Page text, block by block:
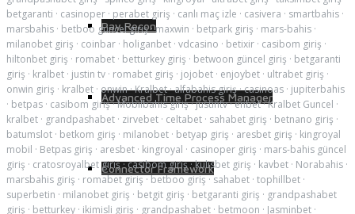
Pay Recon
Advanced Time Process Manager
Connector Framework
betgaranti · casinoper · perabet giriş · canlı maç izle · casivera · smartbahis ·
marsbahis · betboo güncel giriş·maxwin · betpark giriş · mars-bahis ·
milanobet giriş · coinbar · holiganbet · vdcasino · betixir · casibom giriş ·
hiltonbet giriş · romabet · betturkey giriş · betwoon güncel giriş · betgaranti
giriş · kralbet · justin tv · romabet giriş · jojobet · enjoybet · ultrabet giriş ·
onwin giriş · kralbet · onwin·Kralbet·alfabahis giriş·casinoas · jupiterbahis
· betpas · casibom giriş·Mobilbahis giriş·justintv·enbet·Kralbet Guncel ·
kralbet · grandpashabet · zirvebet · celtabet · sahabet giriş · betnano giriş ·
batumslot · betkom giriş · milanobet · betyap giriş · aresbet giriş · kingroyal
mobil · Betpas giriş · aresbet · kingroyal · casinoper giriş · mars-bahis güncel
giriş · cratosroyalbet giriş·casibom giriş·kulisbet giriş · kavbet · Norabahis ·
marsbahis giriş · romabet giriş·betboo giriş·sahabet · tophillbet ·
superbetin · milanobet giriş · betgit giriş · betgaranti giriş · grandpashabet
giriş · betturkey · ikimisli giriş · grandpashabet · betmoon · Jasminbet ·